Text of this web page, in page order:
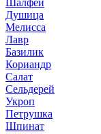
Шалфей
Душица
Мелисса
Лавр
Базилик
Кориандр
Салат
Сельдерей
Укроп
Петрушка
Шпинат